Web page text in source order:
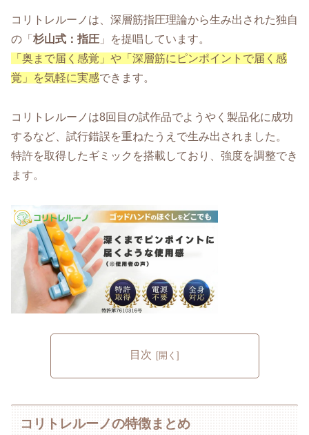
コリトレルーノは、深層筋指圧理論から生み出された独自
の「 杉山式：指圧 」を提唱しています。
「奥まで届く感覚」や「深層筋にピンポイントで届く感
覚」を気軽に実感できます。
コリトレルーノは8回目の試作品でようやく製品化に成功
するなど、試行錯誤を重ねたうえで生み出されました。
特許を取得したギミックを搭載しており、強度を調整でき
ます。
目次
コリトレルーノの特徴まとめ